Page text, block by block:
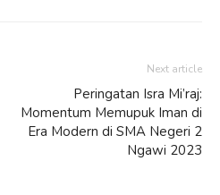
Next article
Peringatan Isra Mi’raj:
Momentum Memupuk Iman di
Era Modern di SMA Negeri 2
Ngawi 2023